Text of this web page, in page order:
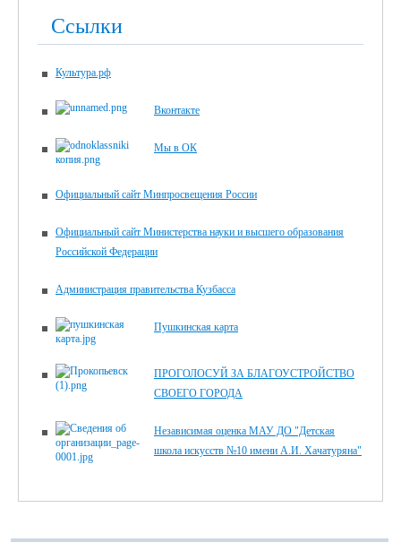
Ссылки
Культура.рф
Вконтакте
Мы в ОК
Официальный сайт Минпросвещения России
Официальный сайт Министерства науки и высшего образования
Российской Федерации
Администрация правительства Кузбасса
Пушкинская карта
ПРОГОЛОСУЙ ЗА БЛАГОУСТРОЙСТВО
СВОЕГО ГОРОДА
Независимая оценка МАУ ДО "Детская
школа искусств №10 имени А.И. Хачатуряна"